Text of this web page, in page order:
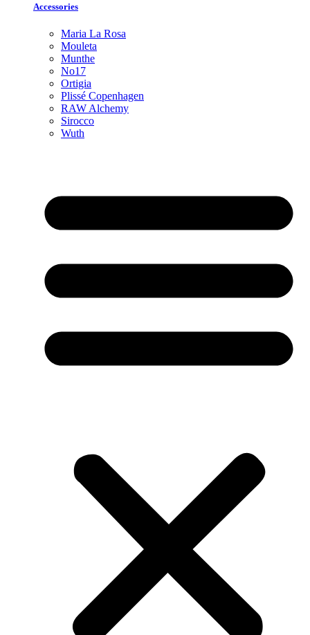
Accessories
Maria La Rosa
Mouleta
Munthe
No17
Ortigia
Plissé Copenhagen
RAW Alchemy
Sirocco
Wuth